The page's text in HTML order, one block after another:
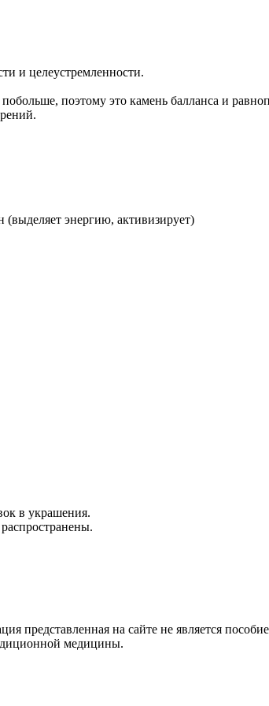
и целеустремленности.
поэтому это камень балланса и
энергию, активизирует)
в украшения.
представленная на сайте не является
медицины.